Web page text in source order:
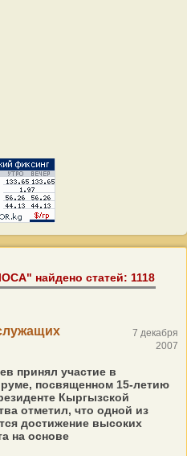
найдено статей: 1118
7 декабря
2007
принял участие в
посвященном 15-летию
Кыргызской
отметил, что одной из
достижение высоких
на основе